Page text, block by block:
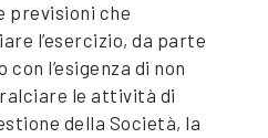
previsioni che
l’esercizio, da parte
l’esigenza di non
le attività di
della Società, la